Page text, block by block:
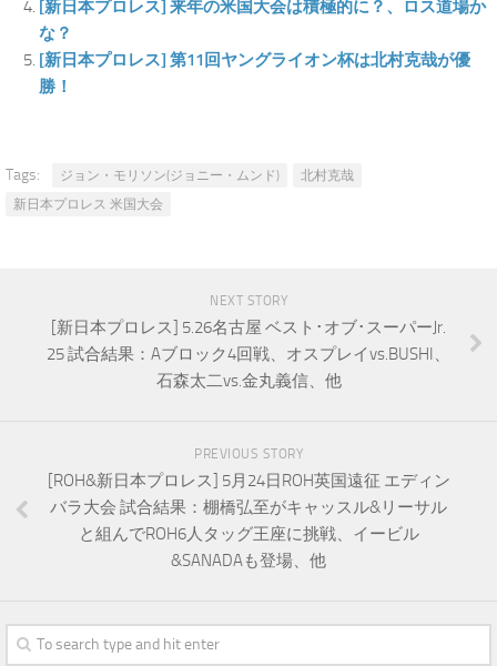
[新日本プロレス] 来年の米国大会は積極的に？、ロス道場か
な？
[新日本プロレス] 第11回ヤングライオン杯は北村克哉が優
勝！
Tags: ジョン・モリソン(ジョニー・ムンド)
北村克哉
新日本プロレス 米国大会
NEXT STORY
[新日本プロレス] 5.26名古屋 ベスト･オブ･スーパーJr.
25 試合結果：Aブロック4回戦、オスプレイvs.BUSHI、
石森太二vs.金丸義信、他
PREVIOUS STORY
[ROH&新日本プロレス] 5月24日ROH英国遠征 エディン
バラ大会 試合結果：棚橋弘至がキャッスル&リーサル
と組んでROH6人タッグ王座に挑戦、イービル
&SANADAも登場、他